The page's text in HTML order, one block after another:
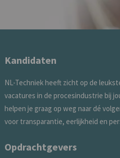
Kandidaten
NL-Techniek heeft zicht op de
vacatures in de procesindustrie bij
helpen je graag op weg naar dé
voor transparantie, eerlijkheid en
Opdrachtgevers